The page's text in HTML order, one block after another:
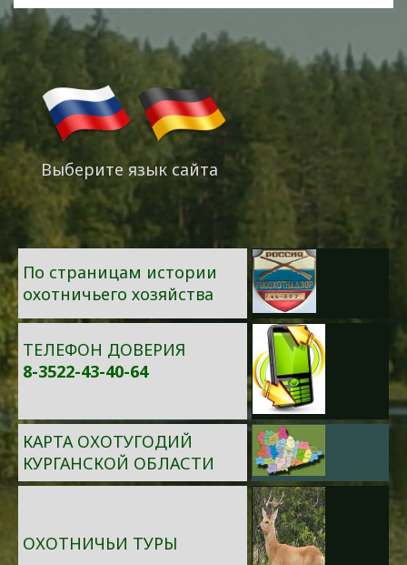
Выберите язык сайта
По страницам истории
охотничьего хозяйства
ТЕЛЕФОН ДОВЕРИЯ
8-3522-43-40-64
КАРТА ОХОТУГОДИЙ
КУРГАНСКОЙ ОБЛАСТИ
ОХОТНИЧЬИ ТУРЫ